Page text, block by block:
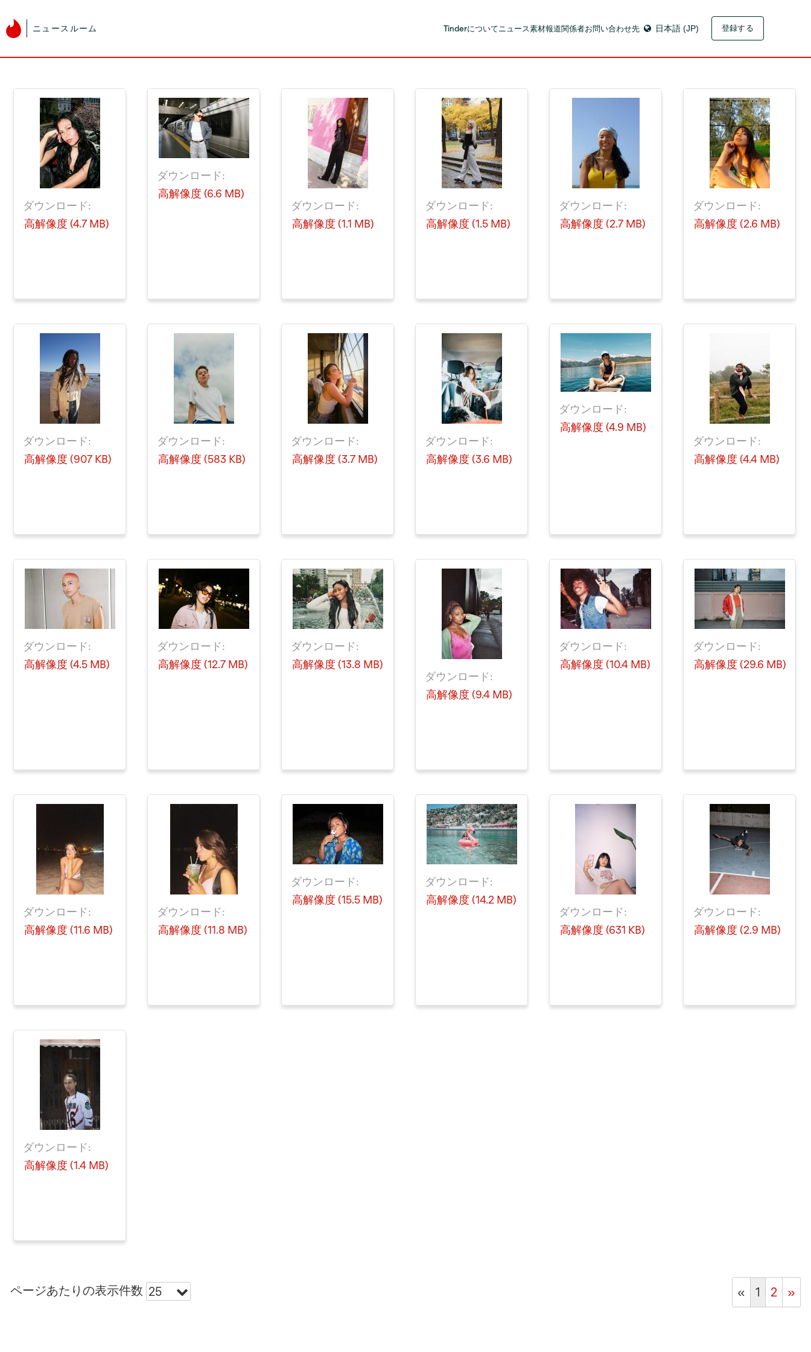
ニュースルーム Tinderについてニュース素材報道関係者お問い合わせ先 日本語 (JP) 登録する
ダウンロード:
高解像度 (4.7 MB)
ダウンロード:
高解像度 (6.6 MB)
ダウンロード:
高解像度 (1.1 MB)
ダウンロード:
高解像度 (1.5 MB)
ダウンロード:
高解像度 (2.7 MB)
ダウンロード:
高解像度 (2.6 MB)
ダウンロード:
高解像度 (907 KB)
ダウンロード:
高解像度 (583 KB)
ダウンロード:
高解像度 (3.7 MB)
ダウンロード:
高解像度 (3.6 MB)
ダウンロード:
高解像度 (4.9 MB)
ダウンロード:
高解像度 (4.4 MB)
ダウンロード:
高解像度 (4.5 MB)
ダウンロード:
高解像度 (12.7 MB)
ダウンロード:
高解像度 (13.8 MB)
ダウンロード:
高解像度 (9.4 MB)
ダウンロード:
高解像度 (10.4 MB)
ダウンロード:
高解像度 (29.6 MB)
ダウンロード:
高解像度 (11.6 MB)
ダウンロード:
高解像度 (11.8 MB)
ダウンロード:
高解像度 (15.5 MB)
ダウンロード:
高解像度 (14.2 MB)
ダウンロード:
高解像度 (631 KB)
ダウンロード:
高解像度 (2.9 MB)
ダウンロード:
高解像度 (1.4 MB)
ページあたりの表示件数 25 « 1 2 »